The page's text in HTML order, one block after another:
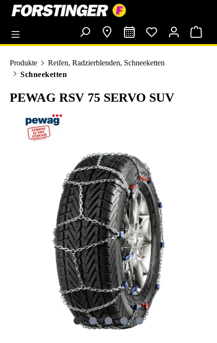
springen
Produkte
Reifen, Radzierblenden, Schneeketten
Schneeketten
PEWAG RSV 75 SERVO SUV
Bildergalerie überspringen